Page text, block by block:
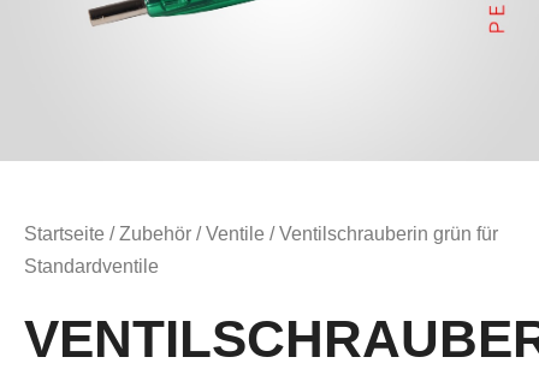
Startseite /Zubehör /Ventile / Ventilschrauberin grün für
Standardventile